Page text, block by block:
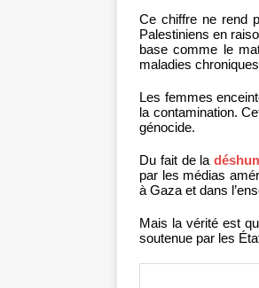
Ce chiffre ne rend
Palestiniens en
base comme le
maladies
Les femmes
la contamination.
génocide.
Du fait de la
par les médias
à Gaza et dans
Mais la vérité est
soutenue par les